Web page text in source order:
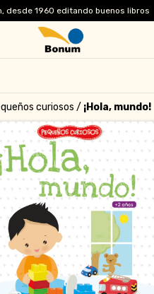
desde 1960 editando buenos libros
curiosos / ¡Hola, mundo!